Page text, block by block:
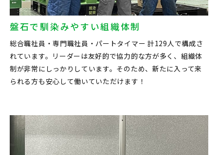
盤石で馴染みやすい組織体制
総合職社員・専門職社員・パートタイマー 計129人で構成さ
れています。リーダーは友好的で協力的な方が多く、組織体
制が非常にしっかりしています。そのため、新たに入って来
られる方も安心して働いていただけます！